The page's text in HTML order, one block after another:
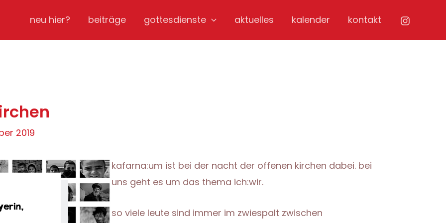
neu hier? beiträge gottesdienste aktuelles kalender kontakt
2019
kafarna:um ist bei der nacht der offenen kirchen dabei. bei
uns geht es um das thema ich:wir.
so viele leute sind immer im zwiespalt zwischen